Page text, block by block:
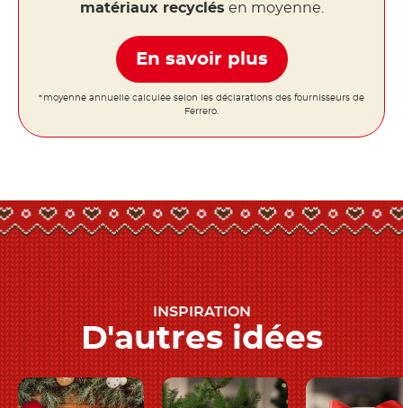
matériaux recyclés en moyenne.
En savoir plus
*moyenne annuelle calculée selon les déclarations des fournisseurs de
Ferrero.
INSPIRATION
D'autres idées